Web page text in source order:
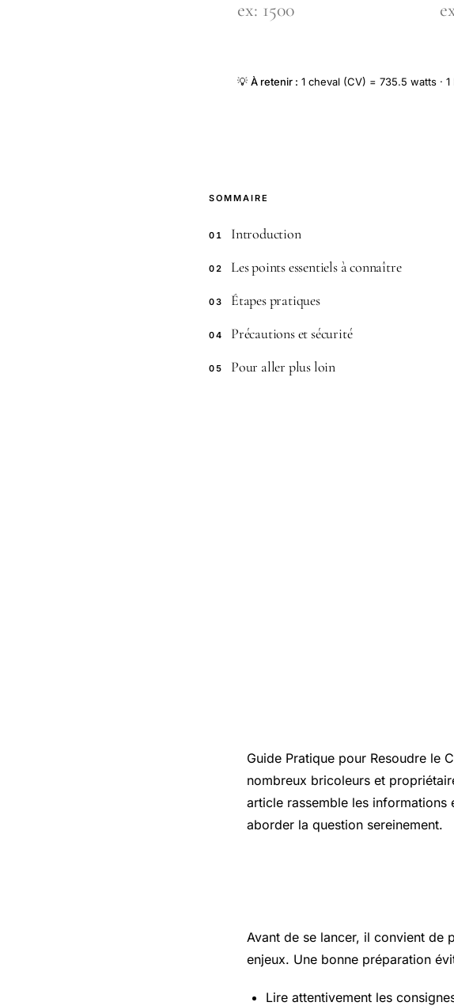
💡 À retenir : 1 cheval (CV) = 735.5 watts ·
SOMMAIRE
01 Introduction
02 Les points essentiels à connaître
03 Étapes pratiques
04 Précautions et sécurité
05 Pour aller plus loin
Guide Pratique pour Resoudre le
nombreux bricoleurs et
article rassemble les informations
aborder la question sereinement.
Avant de se lancer, il convient de
enjeux. Une bonne préparation
Lire attentivement les